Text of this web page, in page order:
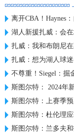
离开CBA！Haynes
湖人新援扎威：会
扎威：我和布朗尼
扎威：想为湖人球
不尊重！Siegel：掘
斯图尔特： 2024年
斯图尔特：上赛季
斯图尔特：杜伦理
斯图尔特：兰多夫